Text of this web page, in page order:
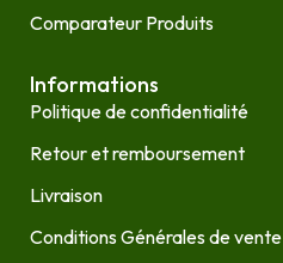
Comparateur Produits
Informations
Politique de confidentialité
Retour et remboursement
Livraison
Conditions Générales de vente